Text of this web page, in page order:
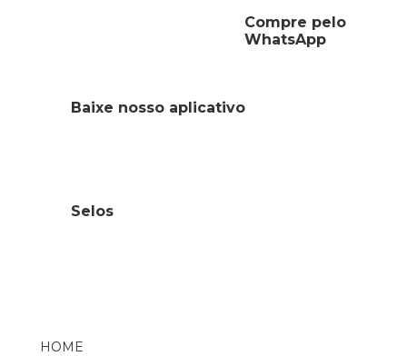
Compre pelo
WhatsApp
HOME
Baixe nosso aplicativo
Selos